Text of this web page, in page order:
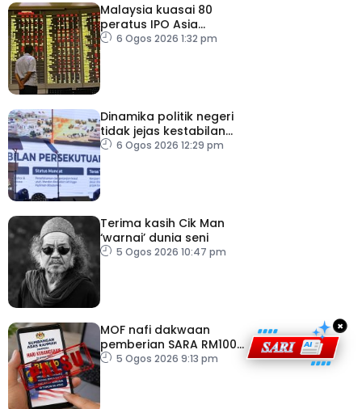
Malaysia kuasai 80
peratus IPO Asia
Tenggara, kumpul AS$1.4
6 Ogos 2026 1:32 pm
Dinamika politik negeri
tidak jejas kestabilan
Kerajaan Perpaduan
6 Ogos 2026 12:29 pm
Terima kasih Cik Man
‘warnai’ dunia seni
5 Ogos 2026 10:47 pm
MOF nafi dakwaan
pemberian SARA RM100
sempena Hari
5 Ogos 2026 9:13 pm
×